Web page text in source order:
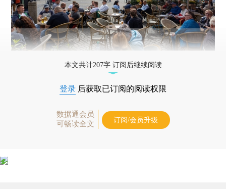
本文共计207字 订阅后继续阅读
登录 后获取已订阅的阅读权限
数据通会员
可畅读全文
订阅/会员升级